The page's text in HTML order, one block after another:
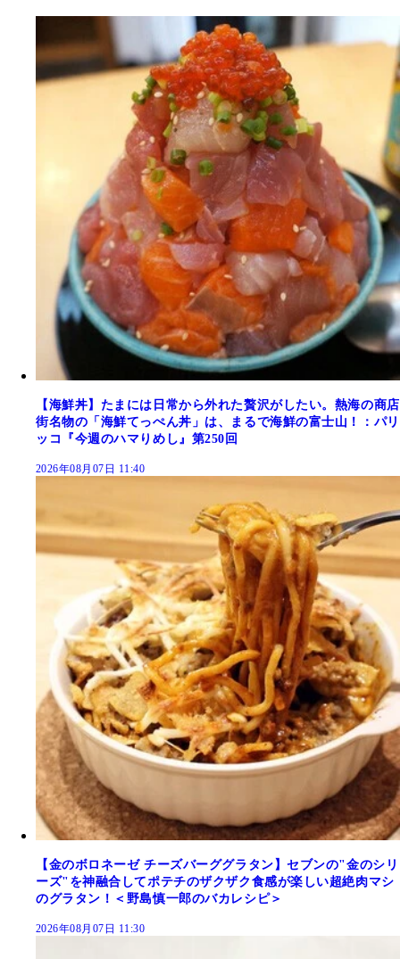
【海鮮丼】たまには日常から外れた贅沢がしたい。熱海の商店
街名物の「海鮮てっぺん丼」は、まるで海鮮の富士山！：パリ
ッコ『今週のハマりめし』第250回
2026年08月07日 11:40
【金のボロネーゼ チーズバーググラタン】セブンの"金のシリ
ーズ"を神融合してポテチのザクザク食感が楽しい超絶肉マシ
のグラタン！＜野島慎一郎のバカレシピ＞
2026年08月07日 11:30